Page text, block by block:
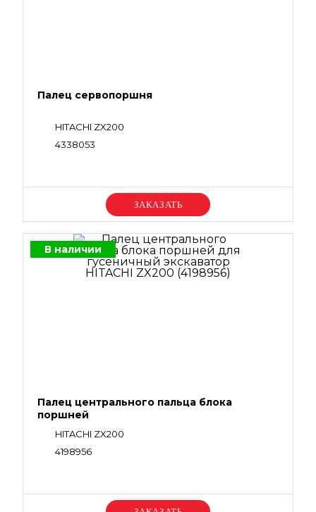
Палец сервопоршня
HITACHI ZX200
4338053
Уточняйте цену
В наличии
Палец центрального пальца блока
поршней
HITACHI ZX200
4198956